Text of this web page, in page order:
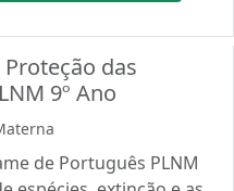
das
9º Ano
de Português PLNM